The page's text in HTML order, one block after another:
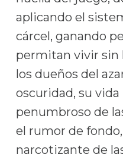
aplicando el
cárcel, ganando
permitan vivir sin
los dueños del
oscuridad, su
penumbroso de
el rumor de
narcotizante de